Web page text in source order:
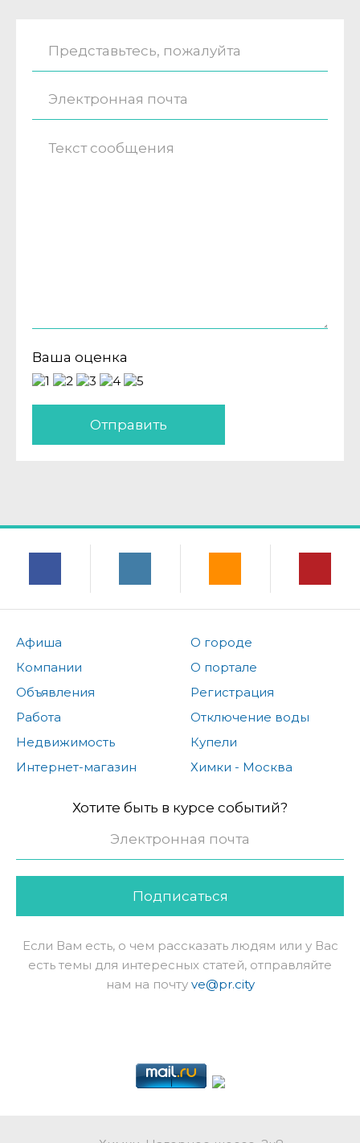
Ваша оценка
Отправить
Афиша
Компании
Объявления
Работа
Недвижимость
Интернет-магазин
О городе
О портале
Регистрация
Отключение воды
Купели
Химки - Москва
Хотите быть в курсе событий?
Подписаться
Если Вам есть, о чем рассказать людям или у Вас
есть темы для интересных статей, отправляйте
нам на почту ve@pr.city